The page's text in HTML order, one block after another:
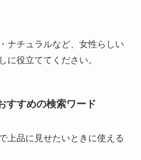
ナチュラルなど、女性らしい
に役立ててください。
すすめの検索ワード
上品に見せたいときに使える